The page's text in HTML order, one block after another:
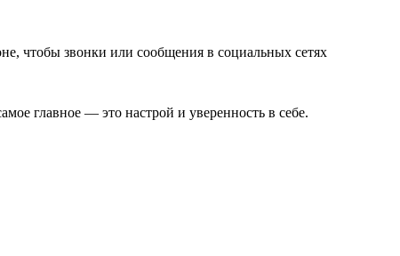
чтобы звонки или сообщения в социальных сетях
главное — это настрой и уверенность в себе.